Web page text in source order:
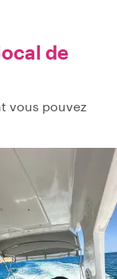
de
vous pouvez